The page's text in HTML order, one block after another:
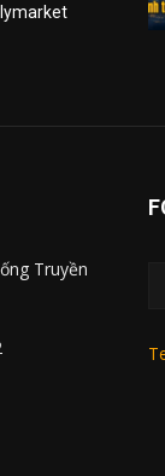
Truyền